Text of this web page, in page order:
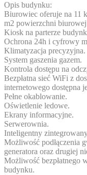
Opis budynku:
Biurowiec oferuje na 11
m2 powierzchni
Kiosk na parterze
Ochrona 24h i cyfrowy
Klimatyzacja precyzyjna.
System gaszenia gazem.
Kontrola dostępu na
Bezpłatna sieć WiFi z
internetowego dostępna
Pełne okablowanie.
Oświetlenie ledowe.
Ekrany informacyjne.
Serwerownia.
Inteligentny
Możliwość podłączenia
generatora oraz drugiej
Możliwość bezpłatnego
budynku.